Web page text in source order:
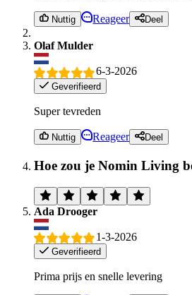
Nuttig Reageer Deel
Olaf Mulder
6-3-2026
Geverifieerd
Super tevreden
Nuttig Reageer Deel
Hoe zou je Nomin Living
Ada Drooger
1-3-2026
Geverifieerd
Prima prijs en snelle levering